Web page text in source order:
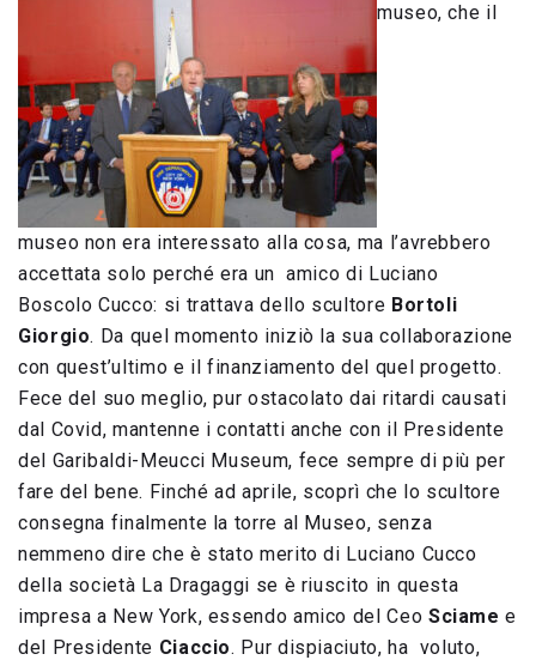
museo, che il
museo non era interessato alla cosa, ma l’avrebbero
accettata solo perché era un amico di Luciano
Boscolo Cucco: si trattava dello scultore Bortoli
Giorgio. Da quel momento iniziò la sua collaborazione
con quest’ultimo e il finanziamento del quel progetto.
Fece del suo meglio, pur ostacolato dai ritardi causati
dal Covid, mantenne i contatti anche con il Presidente
del Garibaldi-Meucci Museum, fece sempre di più per
fare del bene. Finché ad aprile, scoprì che lo scultore
consegna finalmente la torre al Museo, senza
nemmeno dire che è stato merito di Luciano Cucco
della società La Dragaggi se è riuscito in questa
impresa a New York, essendo amico del Ceo Sciame e
del Presidente Ciaccio. Pur dispiaciuto, ha voluto,